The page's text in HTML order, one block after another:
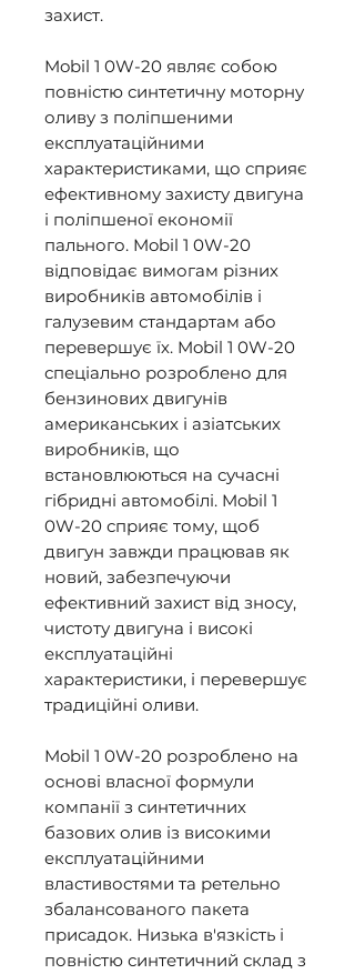
захист.
Mobil 1 0W-20 являє собою
повністю синтетичну моторну
оливу з поліпшеними
експлуатаційними
характеристиками, що сприяє
ефективному захисту двигуна
і поліпшеної економії
пального. Mobil 1 0W-20
відповідає вимогам різних
виробників автомобілів і
галузевим стандартам або
перевершує їх. Mobil 1 0W-20
спеціально розроблено для
бензинових двигунів
американських і азіатських
виробників, що
встановлюються на сучасні
гібридні автомобілі. Mobil 1
0W-20 сприяє тому, щоб
двигун завжди працював як
новий, забезпечуючи
ефективний захист від зносу,
чистоту двигуна і високі
експлуатаційні
характеристики, і перевершує
традиційні оливи.
Mobil 1 0W-20 розроблено на
основі власної формули
компанії з синтетичних
базових олив із високими
експлуатаційними
властивостями та ретельно
збалансованого пакета
присадок. Низька в'язкість і
повністю синтетичний склад з